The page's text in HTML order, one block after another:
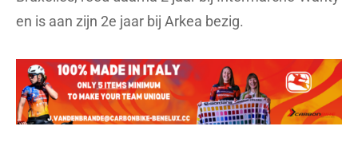
en is aan zijn 2e jaar bij Arkea bezig.